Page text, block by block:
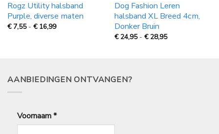
Rogz Utility halsband
Purple, diverse maten
€ 7,55 - € 16,99Prijsklasse:
16,99
Dog Fashion Leren
halsband XL Breed 4cm,
Donker Bruin
€ 24,95 - € 28,95Prijsklasse:
€
AANBIEDINGEN ONTVANGEN?
Voornaam*